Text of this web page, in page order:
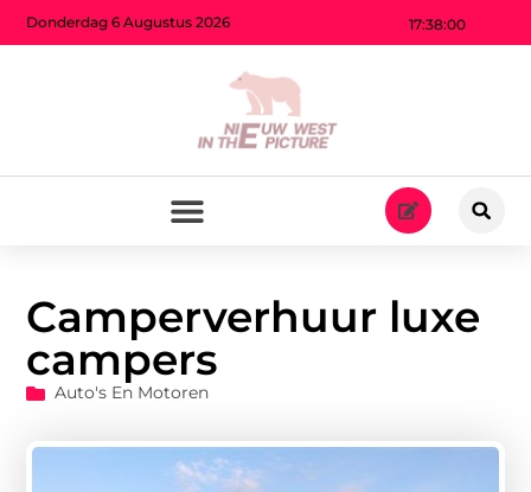
17:38:01
Donderdag 6 Augustus 2026
Camperverhuur luxe
campers
Auto's En Motoren